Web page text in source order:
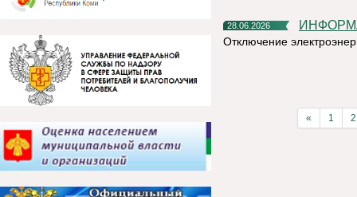
28.06.2026
Отключение
« 1 2